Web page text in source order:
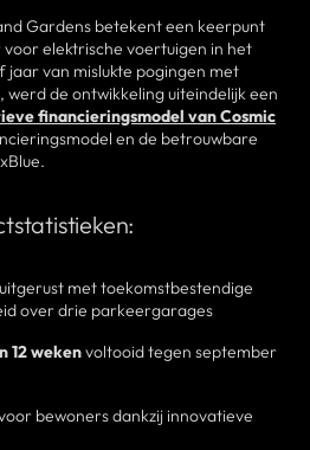
Gardens betekent een keerpunt
elektrische voertuigen in het
jaar van mislukte pogingen met
de ontwikkeling uiteindelijk een
financieringsmodel van Cosmic
en de betrouwbare
uitgerust met toekomstbestendige
over drie parkeergarages
12 wekenvoltooid tegen september
bewoners dankzij innovatieve